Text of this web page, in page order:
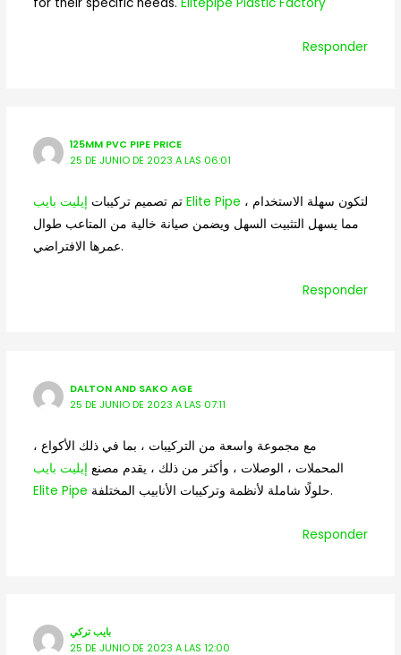
Responder
125MM PVC PIPE PRICE
25 DE JUNIO DE 2023 A LAS 06:01
تم تصميم تركيباتإيليت بايب Elite Pipe
مما يسهل التثبيت السهل ويضمن صيانة خالية من المتاعب طوال
عمرها الافتراضي.
Responder
DALTON AND SAKO AGE
25 DE JUNIO DE 2023 A LAS 07:11
مع مجموعة واسعة من التركيبات ، بما في ذلك الأكواع ،
المحملات ، الوصلات ، وأكثر من ذلك ، يقدم مصنع إيليت بايب
Elite Pipe
حلولًا شاملة لأنظمة وتركيبات الأنابيب المختلفة.
Responder
بايب تركي
25 DE JUNIO DE 2023 A LAS 12:00